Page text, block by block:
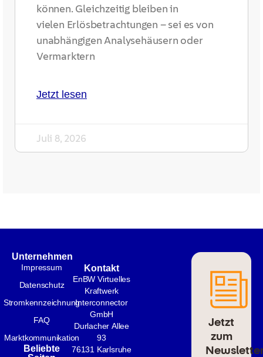
können. Gleichzeitig bleiben in
vielen Erlösbetrachtungen – sei es von
unabhängigen Analysehäusern oder
Vermarktern
Jetzt lesen
Juli 8, 2026
Unternehmen
Impressum
Datenschutz
Stromkennzeichnung
FAQ
Marktkommunikation
Beliebte
Kontakt
EnBW Virtuelles
Kraftwerk
Interconnector
GmbH
Durlacher Allee
93
76131 Karlsruhe
Jetzt
zum